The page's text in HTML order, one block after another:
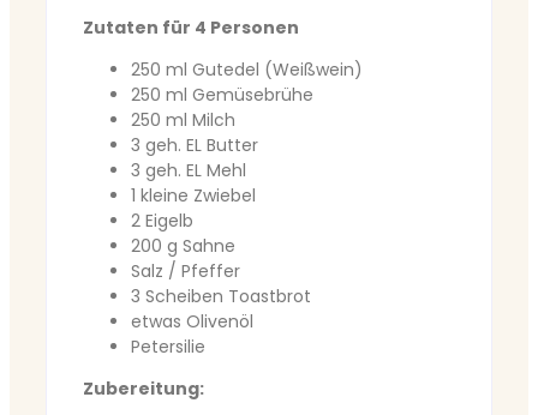
Zutaten für 4 Personen
250 ml Gutedel (Weißwein)
250 ml Gemüsebrühe
250 ml Milch
3 geh. EL Butter
3 geh. EL Mehl
1 kleine Zwiebel
2 Eigelb
200 g Sahne
Salz / Pfeffer
3 Scheiben Toastbrot
etwas Olivenöl
Petersilie
Zubereitung: